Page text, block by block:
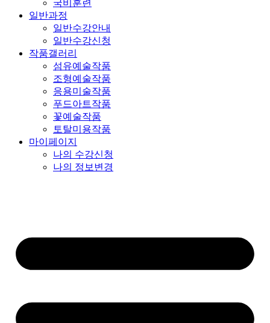
국비훈련
일반과정
일반수강안내
일반수강신청
작품갤러리
섬유예술작품
조형예술작품
응용미술작품
푸드아트작품
꽃예술작품
토탈미용작품
마이페이지
나의 수강신청
나의 정보변경